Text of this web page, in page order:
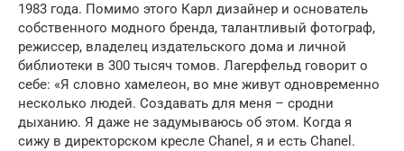
1983 года. Помимо этого Карл дизайнер и основатель
собственного модного бренда, талантливый фотограф,
режиссер, владелец издательского дома и личной
библиотеки в 300 тысяч томов. Лагерфельд говорит о
себе: «Я словно хамелеон, во мне живут одновременно
несколько людей. Создавать для меня – сродни
дыханию. Я даже не задумываюсь об этом. Когда я
сижу в директорском кресле Chanel, я и есть Chanel.